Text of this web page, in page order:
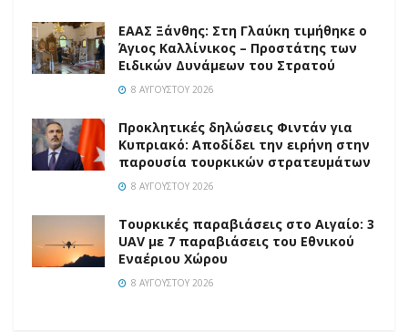
EAAΣ Ξάνθης: Στη Γλαύκη τιμήθηκε ο
Άγιος Καλλίνικος – Προστάτης των
Ειδικών Δυνάμεων του Στρατού
8 ΑΥΓΟΎΣΤΟΥ 2026
Προκλητικές δηλώσεις Φιντάν για
Κυπριακό: Αποδίδει την ειρήνη στην
παρουσία τουρκικών στρατευμάτων
8 ΑΥΓΟΎΣΤΟΥ 2026
Τουρκικές παραβιάσεις στο Αιγαίο: 3
UAV με 7 παραβιάσεις του Εθνικού
Εναέριου Χώρου
8 ΑΥΓΟΎΣΤΟΥ 2026